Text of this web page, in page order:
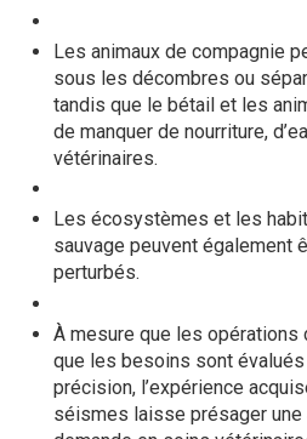
Les animaux de compagnie
sous les décombres ou
tandis que le bétail et les
de manquer de nourriture,
vétérinaires.
Les écosystèmes et les
sauvage peuvent également
perturbés.
À mesure que les opérations
que les besoins sont
précision, l’expérience
séismes laisse présager une